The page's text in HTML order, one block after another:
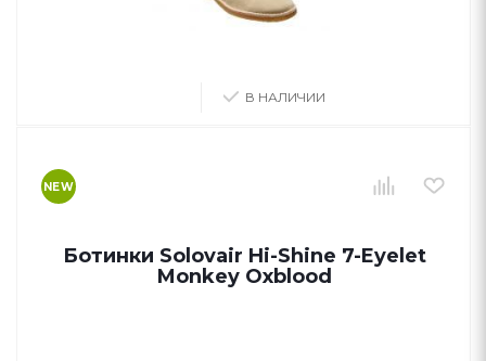
В НАЛИЧИИ
NEW
Ботинки Solovair Hi-Shine 7-Eyelet
Monkey Oxblood